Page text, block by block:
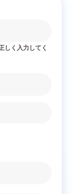
しく入力してく